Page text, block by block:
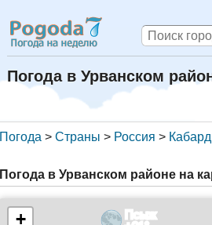
Погода в Урванском
Погода > Страны > Россия >
Погода в Урванском районе на
Псыж
+